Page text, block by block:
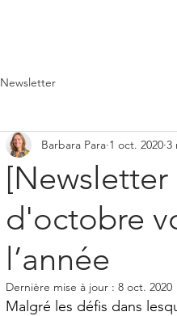
Newsletter
[Newsletter
d'octobre
l’année
Barbara Para 1 oct. 2020 3
Dernière mise à jour : 8 oct. 2020
Malgré les défis dans